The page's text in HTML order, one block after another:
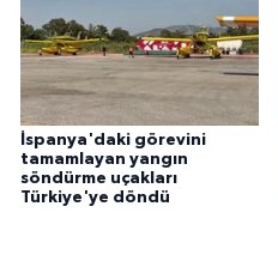
İspanya'daki görevini
tamamlayan yangın
söndürme uçakları
Türkiye'ye döndü